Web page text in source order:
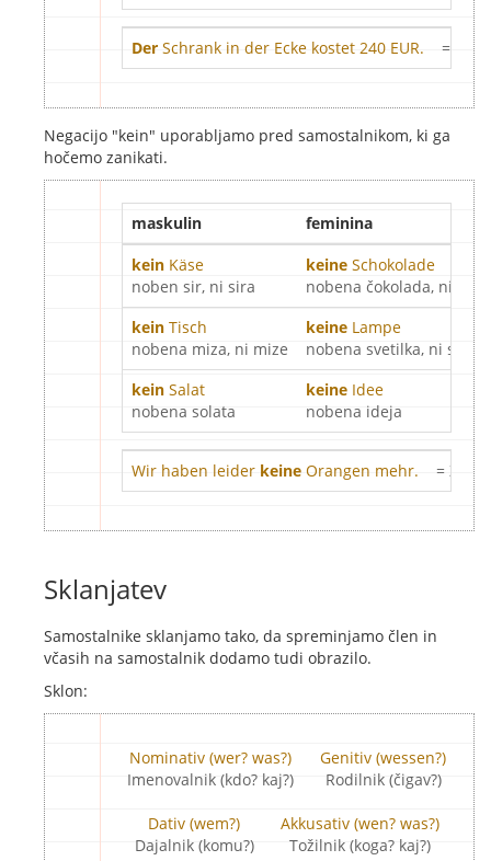
Der Schrank in der Ecke kostet 240 EUR. =
Negacijo "kein" uporabljamo pred samostalnikom, ki ga
hočemo zanikati.
maskulin
feminina
kein Käse
noben sir, ni sira
keine Schokolade
nobena čokolada, ni
kein Tisch
nobena miza, ni mize
keine Lampe
nobena svetilka, ni
kein Salat
nobena solata
keine Idee
nobena ideja
Wir haben leider keine Orangen mehr. = Žal
Sklanjatev
Samostalnike sklanjamo tako, da spreminjamo člen in
včasih na samostalnik dodamo tudi obrazilo.
Sklon:
Nominativ (wer? was?)
Imenovalnik (kdo? kaj?)
Genitiv (wessen?)
Rodilnik (čigav?)
Dativ (wem?)
Dajalnik (komu?)
Akkusativ (wen? was?)
Tožilnik (koga? kaj?)